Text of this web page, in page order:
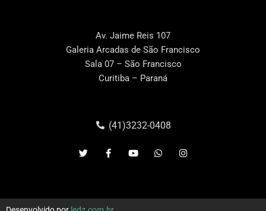
Av. Jaime Reis 107
Galeria Arcadas de São Francisco
Sala 07 – São Francisco
Curitiba – Paraná
(41)3232-0408